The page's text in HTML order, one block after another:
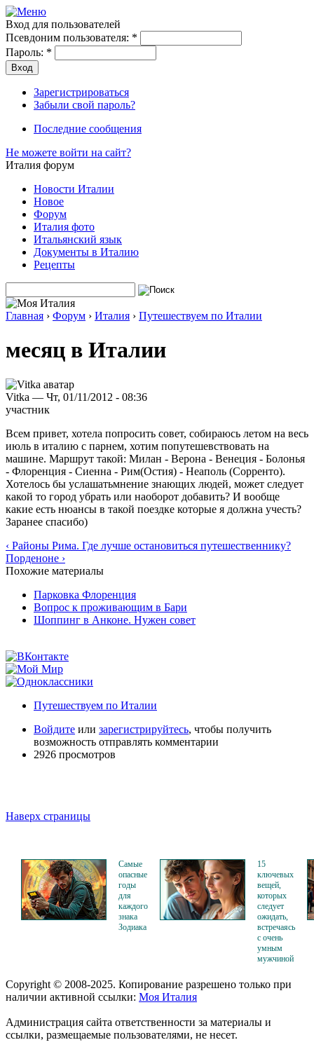
Вход для пользователей
Псевдоним пользователя: *
Пароль: *
Зарегистрироваться
Забыли свой пароль?
Последние сообщения
Не можете войти на сайт?
Италия форум
Новости Италии
Новое
Форум
Италия фото
Итальянский язык
Документы в Италию
Рецепты
Главная › Форум › Италия › Путешествуем по Италии
месяц в Италии
Vitka — Чт, 01/11/2012 - 08:36
участник
Всем привет, хотела попросить совет, собираюсь летом на весь
июль в италию с парнем, хотим попутешевствовать на
машине. Маршрут такой: Милан - Верона - Венеция - Болонья
- Флоренция - Сиенна - Рим(Остия) - Неаполь (Сорренто).
Хотелось бы услашатьмнение знающих людей, может следует
какой то город убрать или наоборот добавить? И вообще
какие есть нюансы в такой поездке которые я должна учесть?
Заранее спасибо)
‹ Районы Рима. Где лучше остановиться путешественнику?
Порденоне ›
Похожие материалы
Парковка Флоренция
Вопрос к проживающим в Бари
Шоппинг в Анконе. Нужен совет
Путешествуем по Италии
Войдите или зарегистрируйтесь, чтобы получить
возможность отправлять комментарии
2926 просмотров
Наверх страницы
Самые
опасные
годы
для
каждого
знака
Зодиака
15
ключевых
вещей,
которых
следует
ожидать,
встречаясь
с очень
умным
мужчиной
Copyright © 2008-2025. Копирование разрешено только при
наличии активной ссылки: Моя Италия
Администрация сайта ответственности за материалы и
ссылки, размещаемые пользователями, не несет.